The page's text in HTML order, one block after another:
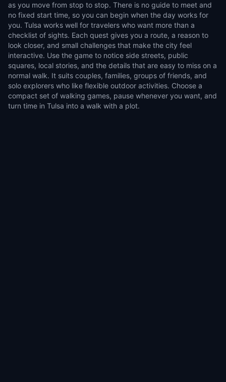
as you move from stop to stop. There is no guide to meet and
no fixed start time, so you can begin when the day works for
you. Tulsa works well for travelers who want more than a
checklist of sights. Each quest gives you a route, a reason to
look closer, and small challenges that make the city feel
interactive. Use the game to notice side streets, public
squares, local stories, and the details that are easy to miss on a
normal walk. It suits couples, families, groups of friends, and
solo explorers who like flexible outdoor activities. Choose a
compact set of walking games, pause whenever you want, and
turn time in Tulsa into a walk with a plot.